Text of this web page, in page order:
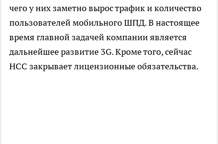
чего у них заметно вырос трафик и количество
пользователей мобильного ШПД. В настоящее
время главной задачей компании является
дальнейшее развитие 3G. Кроме того, сейчас
НСС закрывает лицензионные обязательства.